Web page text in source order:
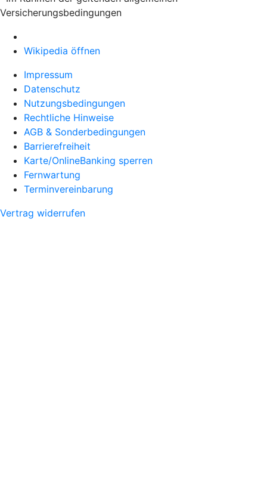
Versicherungsbedingungen
Wikipedia öffnen
Impressum
Datenschutz
Nutzungsbedingungen
Rechtliche Hinweise
AGB & Sonderbedingungen
Barrierefreiheit
Karte/OnlineBanking sperren
Fernwartung
Terminvereinbarung
Vertrag widerrufen